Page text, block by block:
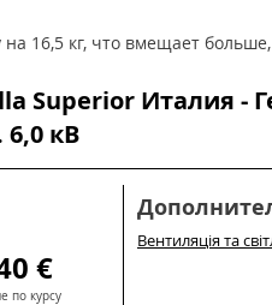
16,5 кг, что вмещает
Superior Италия -
6,0 кВ
€
по курсу
Вентиляція